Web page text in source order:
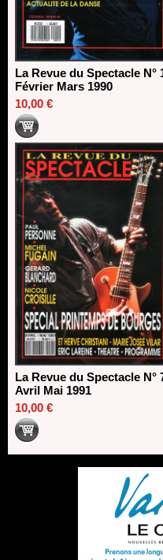
La Revue du Spectacle N°
Février Mars 1990
10,00 €
La Revue du Spectacle N°
Avril Mai 1991
10,00 €